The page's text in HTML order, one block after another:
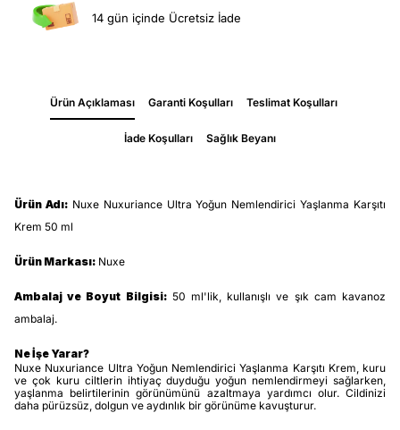
14 gün içinde Ücretsiz İade
Ürün Açıklaması Garanti Koşulları Teslimat Koşulları
İade Koşulları Sağlık Beyanı
Ürün Adı: Nuxe Nuxuriance Ultra Yoğun Nemlendirici Yaşlanma Karşıtı
Krem 50 ml
Ürün Markası: Nuxe
Ambalaj ve Boyut Bilgisi: 50 ml'lik, kullanışlı ve şık cam kavanoz
ambalaj.
Ne İşe Yarar?
Nuxe Nuxuriance Ultra Yoğun Nemlendirici Yaşlanma Karşıtı Krem, kuru
ve çok kuru ciltlerin ihtiyaç duyduğu yoğun nemlendirmeyi sağlarken,
yaşlanma belirtilerinin görünümünü azaltmaya yardımcı olur. Cildinizi
daha pürüzsüz, dolgun ve aydınlık bir görünüme kavuşturur.